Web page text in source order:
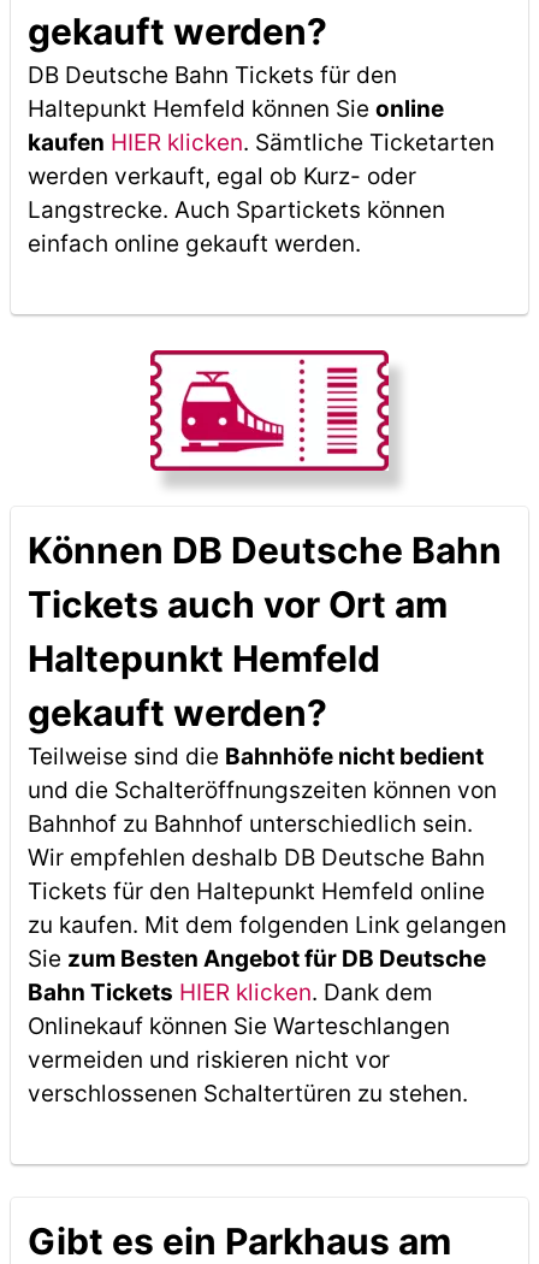
gekauft werden?
DB Deutsche Bahn Tickets für den
Haltepunkt Hemfeld können Sie online
kaufen HIER klicken. Sämtliche Ticketarten
werden verkauft, egal ob Kurz- oder
Langstrecke. Auch Spartickets können
einfach online gekauft werden.
Können DB Deutsche Bahn
Tickets auch vor Ort am
Haltepunkt Hemfeld
gekauft werden?
Teilweise sind die Bahnhöfe nicht bedient
und die Schalteröffnungszeiten können von
Bahnhof zu Bahnhof unterschiedlich sein.
Wir empfehlen deshalb DB Deutsche Bahn
Tickets für den Haltepunkt Hemfeld online
zu kaufen. Mit dem folgenden Link gelangen
Sie zum Besten Angebot für DB Deutsche
Bahn Tickets HIER klicken. Dank dem
Onlinekauf können Sie Warteschlangen
vermeiden und riskieren nicht vor
verschlossenen Schaltertüren zu stehen.
Gibt es ein Parkhaus am